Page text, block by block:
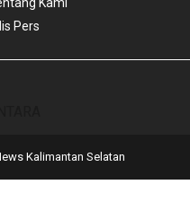
Kami
Pers
Kalimantan Selatan